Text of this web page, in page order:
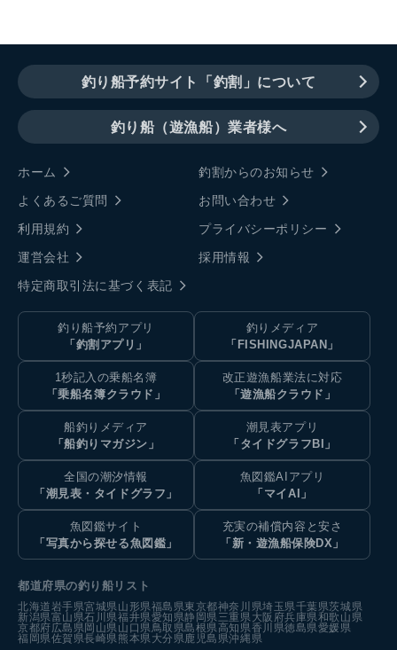
釣り船予約サイト「釣割」について
釣り船（遊漁船）業者様へ
ホーム
釣割からのお知らせ
よくあるご質問
お問い合わせ
利用規約
プライバシーポリシー
運営会社
採用情報
特定商取引法に基づく表記
釣り船予約アプリ
「釣割アプリ」
釣りメディア
「FISHINGJAPAN」
1秒記入の乗船名簿
「乗船名簿クラウド」
改正遊漁船業法に対応
「遊漁船クラウド」
船釣りメディア
「船釣りマガジン」
潮見表アプリ
「タイドグラフBI」
全国の潮汐情報
「潮見表・タイドグラフ」
魚図鑑AIアプリ
「マイAI」
魚図鑑サイト
「写真から探せる魚図鑑」
充実の補償内容と安さ
「新・遊漁船保険DX」
都道府県の釣り船リスト
北海道 岩手県宮城県 山形県福島県東京都神奈川県埼玉県千葉県茨城県
新潟県富山県石川県福井県愛知県静岡県 三重県 大阪府兵庫県和歌山県
京都府広島県岡山県 山口県 鳥取県島根県高知県香川県徳島県愛媛県
福岡県佐賀県長崎県 熊本県 大分県 鹿児島県沖縄県